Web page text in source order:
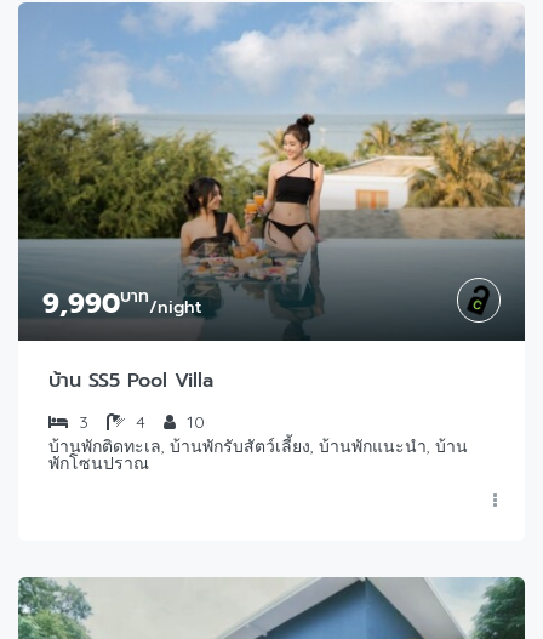
9,990บาท/night
บ้าน SS5 Pool Villa
3 4
10
บ้านพักติดทะเล, บ้านพักรับสัตว์เลี้ยง, บ้านพักแนะนำ, บ้าน
พักโซนปราณ